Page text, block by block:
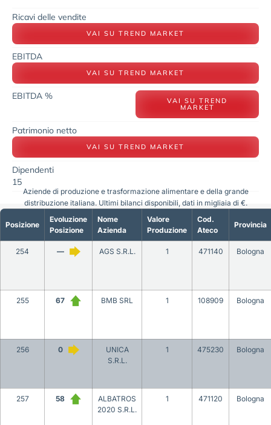
Ricavi delle vendite
VAI SU TREND MARKET
EBITDA
VAI SU TREND MARKET
EBITDA % VAI SU TREND
MARKET
Patrimonio netto
VAI SU TREND MARKET
Dipendenti
15
Posizione
Evoluzione
Posizione
Nome
Azienda
Valore
Produzione
Cod.
Ateco
Provincia
254 — AGS S.R.L. 1 471140 Bologna
255 67 BMB SRL 1 108909 Bologna
256 0
UNICA
S.R.L.
1 475230 Bologna
257 58
ALBATROS
2020 S.R.L.
1 471120 Bologna
Aziende di produzione e trasformazione alimentare e della grande
distribuzione italiana. Ultimi bilanci disponibili, dati in migliaia di €.